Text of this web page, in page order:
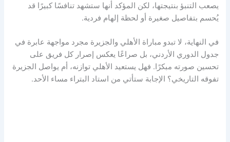
يصعب التنبؤ بنتيجتها، لكن المؤكد أنها ستشهد تنافسًا كبيرًا قد
يُحسم بتفاصيل صغيرة أو لحظة إلهام فردية.
في النهاية، لا تبدو مباراة الأهلي والجزيرة مجرد مواجهة عابرة في
جدول الدوري الأردني، بل صراعًا يعكس إصرار كل فريق على
تحسين صورته مبكرًا. فهل يستعيد الأهلي توازنه، أم يواصل الجزيرة
تفوقه التاريخي؟ الإجابة ستأتي من استاد البتراء مساء الأحد.